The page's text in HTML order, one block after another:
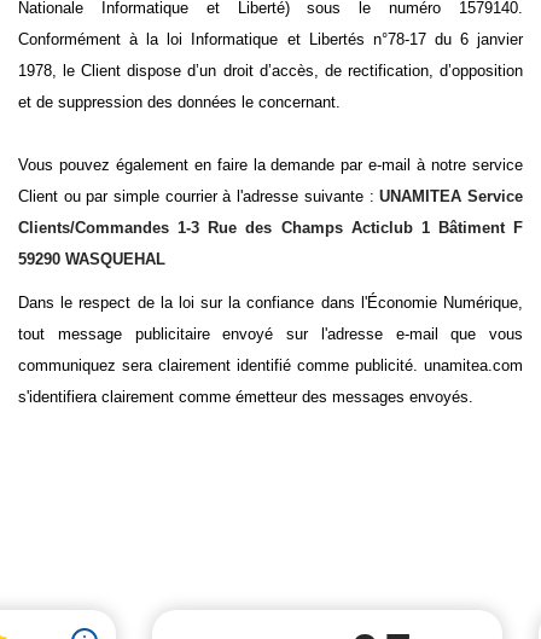
Nationale Informatique et Liberté) sous le numéro 1579140.
Conformément à la loi Informatique et Libertés n°78-17 du 6 janvier
1978, le Client dispose d’un droit d’accès, de rectification, d’opposition
et de suppression des données le concernant.
Vous pouvez également en faire la demande par e-mail à notre service
Client ou par simple courrier à l'adresse suivante : UNAMITEA Service
Clients/Commandes 1-3 Rue des Champs Acticlub 1 Bâtiment F
59290 WASQUEHAL
Dans le respect de la loi sur la confiance dans l'Économie Numérique,
tout message publicitaire envoyé sur l'adresse e-mail que vous
communiquez sera clairement identifié comme publicité. unamitea.com
s'identifiera clairement comme émetteur des messages envoyés.